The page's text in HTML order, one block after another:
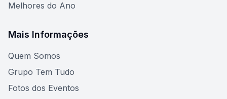
Melhores do Ano
Mais Informações
Quem Somos
Grupo Tem Tudo
Fotos dos Eventos